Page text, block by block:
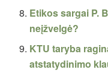
Etikos sargai P.
neįžvelgė?
KTU taryba
atstatydinimo